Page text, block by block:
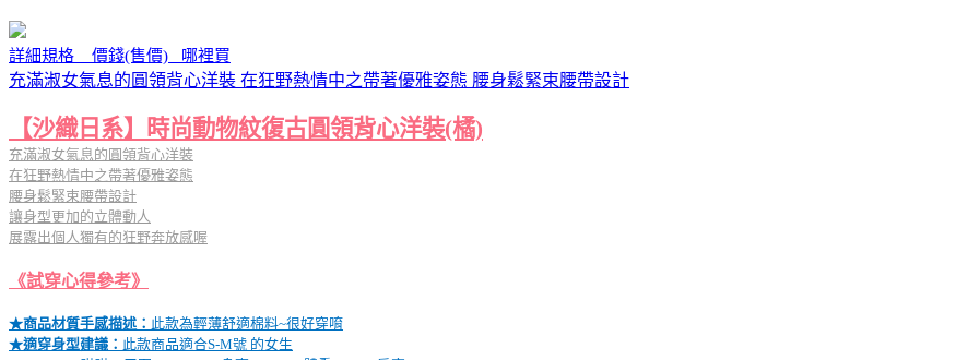
詳細規格 價錢(售價) 哪裡買
充滿淑女氣息的圓領背心洋裝 在狂野熱情中之帶著優雅姿態 腰身鬆緊束腰帶設計
【沙織日系】時尚動物紋復古圓領背心洋裝(橘)
充滿淑女氣息的圓領背心洋裝
在狂野熱情中之帶著優雅姿態
腰身鬆緊束腰帶設計
讓身型更加的立體動人
展露出個人獨有的狂野奔放感喔
《試穿心得參考》
★商品材質手感描述： 此款為輕薄舒適棉料~很好穿唷
★適穿身型建議： 此款商品適合S-M號 的女生